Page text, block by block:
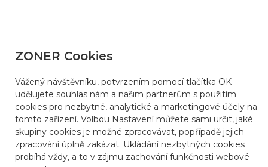
ZONER Cookies
Vážený návštěvníku, potvrzením pomocí tlačítka OK
udělujete souhlas nám a našim partnerům s použitím
cookies pro nezbytné, analytické a marketingové účely na
tomto zařízení. Volbou Nastavení můžete sami určit, jaké
skupiny cookies je možné zpracovávat, popřípadě jejich
zpracování úplně zakázat. Ukládání nezbytných cookies
probíhá vždy, a to v zájmu zachování funkčnosti webové